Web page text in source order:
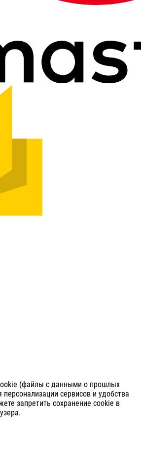
(файлы с данными о прошлых
сервисов и удобства
запретить сохранение cookie в